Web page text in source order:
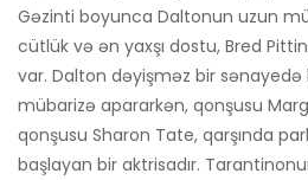
Gəzinti boyunca Daltonun uzun
cütlük və ən yaxşı dostu, Bred
var. Dalton dəyişməz bir
mübarizə apararkən, qonşusu
qonşusu Sharon Tate, qarşında
başlayan bir aktrisadır.